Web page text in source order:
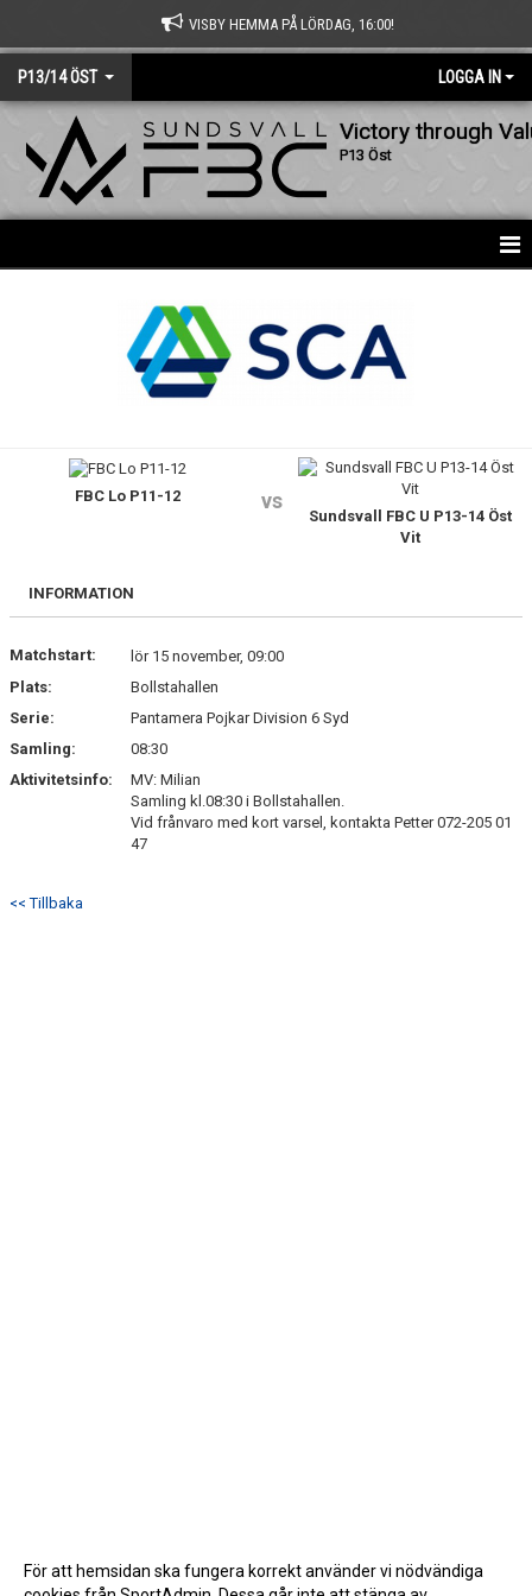
VISBY HEMMA PÅ LÖRDAG, 16:00!
P13/14 ÖST LOGGA IN
Victory through
P13 Öst
TRUPPEN
DOKUMENT
KONTAKT
FBC Lo P11-12 vs
Sundsvall FBC U P13-14 Öst
Vit
INFORMATION
Matchstart:
lör 15 november, 09:00
Plats:
Bollstahallen
Serie:
Pantamera Pojkar Division 6 Syd
Samling:
08:30
Aktivitetsinfo:
MV: Milian
Samling kl.08:30 i Bollstahallen.
Vid frånvaro med kort varsel, kontakta Petter 072-205 01
47
<< Tillbaka
För att hemsidan ska fungera korrekt använder vi nödvändiga